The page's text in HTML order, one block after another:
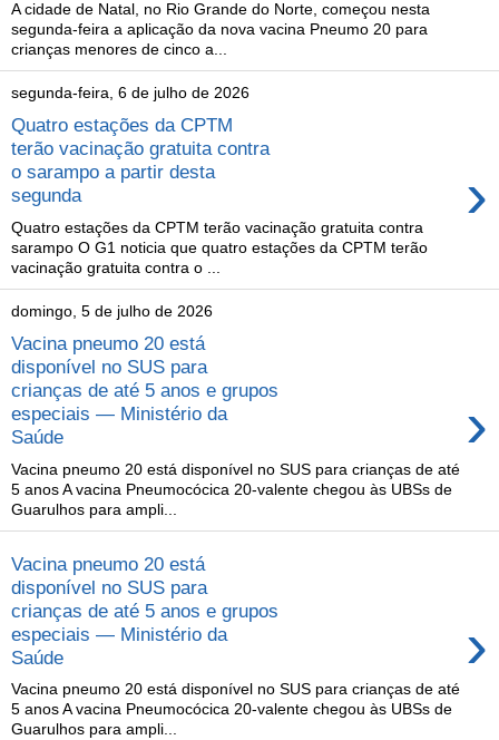
A cidade de Natal, no Rio Grande do Norte, começou nesta
segunda-feira a aplicação da nova vacina Pneumo 20 para
crianças menores de cinco a...
segunda-feira, 6 de julho de 2026
Quatro estações da CPTM
terão vacinação gratuita contra
o sarampo a partir desta
segunda
›
Quatro estações da CPTM terão vacinação gratuita contra
sarampo O G1 noticia que quatro estações da CPTM terão
vacinação gratuita contra o ...
domingo, 5 de julho de 2026
Vacina pneumo 20 está
disponível no SUS para
crianças de até 5 anos e grupos
especiais — Ministério da
Saúde
›
Vacina pneumo 20 está disponível no SUS para crianças de até
5 anos A vacina Pneumocócica 20-valente chegou às UBSs de
Guarulhos para ampli...
Vacina pneumo 20 está
disponível no SUS para
crianças de até 5 anos e grupos
especiais — Ministério da
Saúde
›
Vacina pneumo 20 está disponível no SUS para crianças de até
5 anos A vacina Pneumocócica 20-valente chegou às UBSs de
Guarulhos para ampli...